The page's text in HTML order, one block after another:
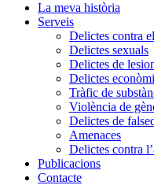
La meva història
Serveis
Delictes contra
Delictes sexuals
Delictes de
Delictes
Tràfic de
Violència de
Delictes de
Amenaces
Delictes contra
Publicacions
Contacte